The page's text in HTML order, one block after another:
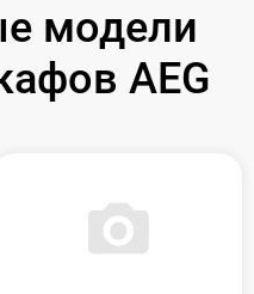
модели
AEG